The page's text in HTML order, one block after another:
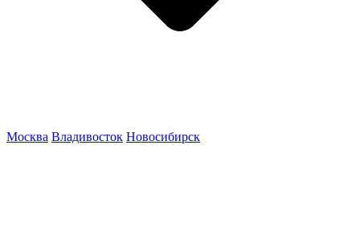
Москва Владивосток Новосибирск